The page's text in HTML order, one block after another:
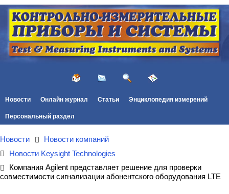
Новости Онлайн журнал Статьи Энциклопедия измерений
Персональный раздел
Новости
Новости компаний
Новости Keysight Technologies
Компания Agilent представляет решение для проверки
совместимости сигнализации абонентского оборудования LTE